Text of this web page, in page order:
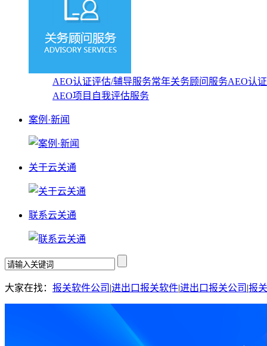
AEO认证评估/辅导服务常年关务顾问服务AEO认
AEO项目自我评估服务
案例·新闻
关于云关通
联系云关通
大家在找： 报关软件公司 |进出口报关软件|进出口报关公司 |报